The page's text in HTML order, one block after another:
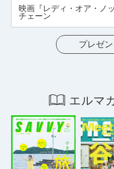
映画『レディ・オア・ノ
チェーン
プレゼ
エルマ